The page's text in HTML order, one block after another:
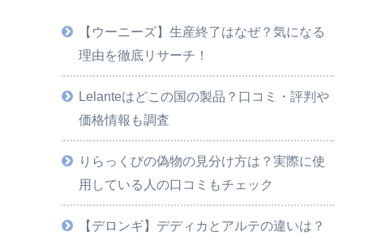
【ウーニーズ】生産終了はなぜ？気になる
理由を徹底リサーチ！
Lelanteはどこの国の製品？口コミ・評判や
価格情報も調査
りらっくびの偽物の見分け方は？実際に使
用している人の口コミもチェック
【デロンギ】デディカとアルテの違いは？